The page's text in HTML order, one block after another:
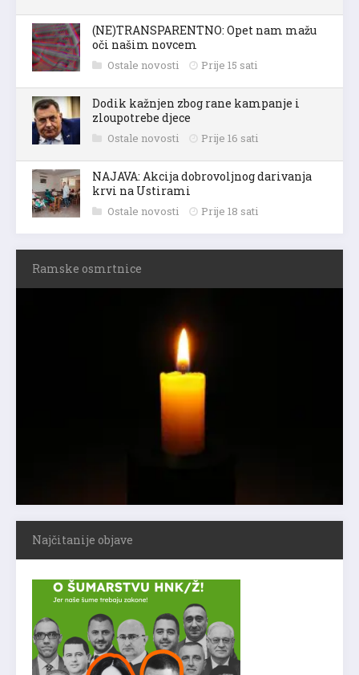
(NE)TRANSPARENTNO: Opet nam mažu
oči našim novcem
Ostale novosti Prije 15 sati
Dodik kažnjen zbog rane kampanje i
zloupotrebe djece
Ostale novosti Prije 16 sati
NAJAVA: Akcija dobrovoljnog darivanja
krvi na Ustirami
Ostale novosti Prije 18 sati
Ramske osmrtnice
Najčitanije objave